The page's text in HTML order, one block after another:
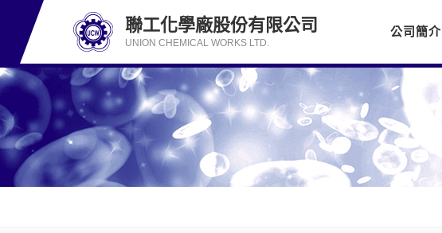
聯工化學廠股份有限公司
UNION CHEMICAL WORKS LTD.
公司簡介